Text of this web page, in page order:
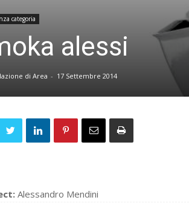
categoria
alessi
di Area - 17 Settembre 2014
Alessandro Mendini